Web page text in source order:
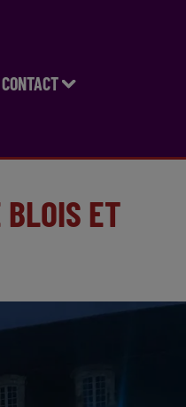
CONTACT
ET